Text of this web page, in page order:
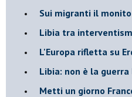
Sui migranti il monito
Libia tra
L'Europa rifletta su
Libia: non è la
Metti un giorno